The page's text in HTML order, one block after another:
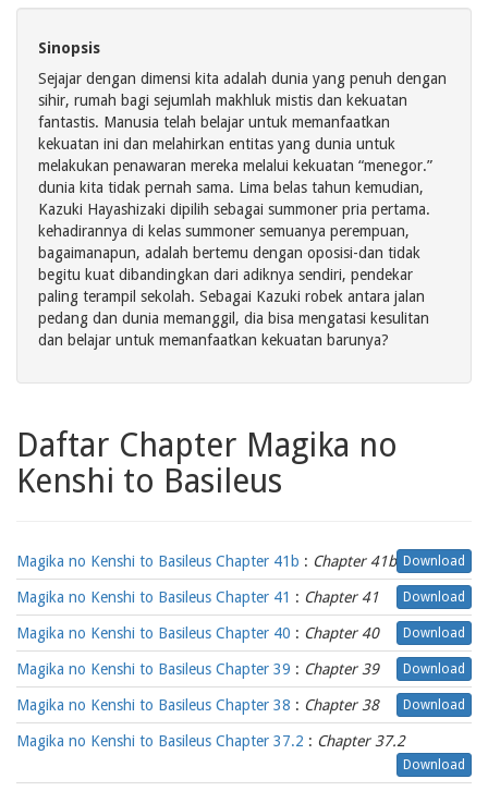
Sinopsis
Sejajar dengan dimensi kita adalah dunia yang penuh dengan
sihir, rumah bagi sejumlah makhluk mistis dan kekuatan
fantastis. Manusia telah belajar untuk memanfaatkan
kekuatan ini dan melahirkan entitas yang dunia untuk
melakukan penawaran mereka melalui kekuatan “menegor.”
dunia kita tidak pernah sama. Lima belas tahun kemudian,
Kazuki Hayashizaki dipilih sebagai summoner pria pertama.
kehadirannya di kelas summoner semuanya perempuan,
bagaimanapun, adalah bertemu dengan oposisi-dan tidak
begitu kuat dibandingkan dari adiknya sendiri, pendekar
paling terampil sekolah. Sebagai Kazuki robek antara jalan
pedang dan dunia memanggil, dia bisa mengatasi kesulitan
dan belajar untuk memanfaatkan kekuatan barunya?
Daftar Chapter Magika no
Kenshi to Basileus
Magika no Kenshi to Basileus Chapter 41b : Chapter 41b Download
Magika no Kenshi to Basileus Chapter 41 : Chapter 41 Download
Magika no Kenshi to Basileus Chapter 40 : Chapter 40 Download
Magika no Kenshi to Basileus Chapter 39 : Chapter 39 Download
Magika no Kenshi to Basileus Chapter 38 : Chapter 38 Download
Magika no Kenshi to Basileus Chapter 37.2 : Chapter 37.2
Download